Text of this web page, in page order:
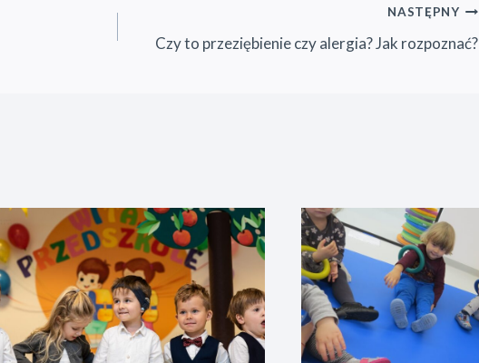
NASTĘPNY
Czy to przeziębienie czy alergia? Jak rozpoznać?